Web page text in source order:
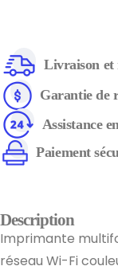
Livraison et
Garantie de
Assistance
Paiement
Description
Imprimante
réseau Wi-Fi